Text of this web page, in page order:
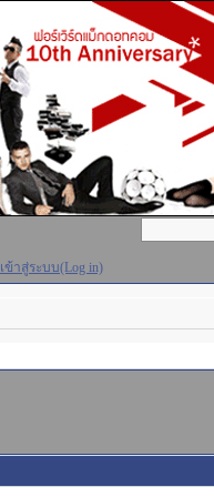
เข้าสู่ระบบ(Log in)